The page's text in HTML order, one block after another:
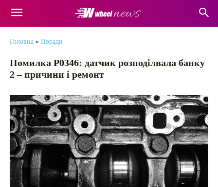
Головна » Поради
Помилка P0346: датчик розподілвала банку
2 – причини і ремонт